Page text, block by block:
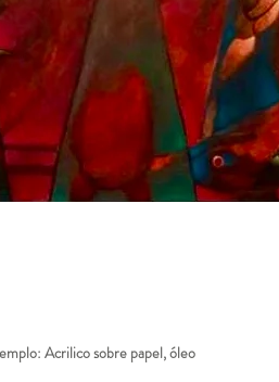
Acrilico sobre papel, óleo